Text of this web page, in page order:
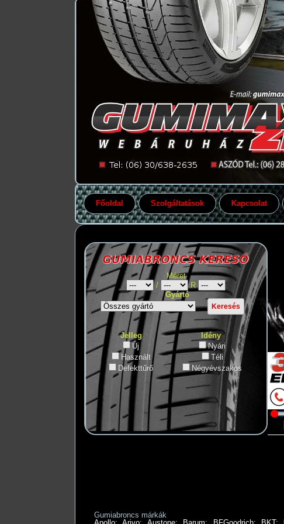
Főoldal Szolgáltatások Kapcsolat
Méret
/
R
Gyártó
Jelleg
Új
Használt
Defekttűrő
Idény
Nyári
Téli
Négyévszakos
Gumiabroncs márkák